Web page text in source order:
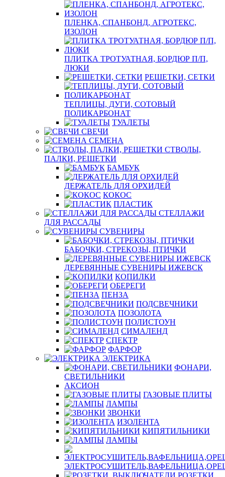
ПЛЕНКА, СПАНБОНД, АГРОТЕКС,
ИЗОЛОН
ПЛИТКА ТРОТУАТНАЯ, БОРДЮР П/П,
ЛЮКИ
РЕШЕТКИ, СЕТКИ
ТЕПЛИЦЫ, ДУГИ, СОТОВЫЙ
ПОЛИКАРБОНАТ
ТУАЛЕТЫ
СВЕЧИ
СЕМЕНА
СТВОЛЫ,
ПАЛКИ, РЕШЕТКИ
БАМБУК
ДЕРЖАТЕЛЬ ДЛЯ ОРХИДЕЙ
КОКОС
ПЛАСТИК
СТЕЛЛАЖИ
ДЛЯ РАССАДЫ
СУВЕНИРЫ
БАБОЧКИ, СТРЕКОЗЫ, ПТИЧКИ
ДЕРЕВЯННЫЕ СУВЕНИРЫ ИЖЕВСК
КОПИЛКИ
ОБЕРЕГИ
ПЕНЗА
ПОДСВЕЧНИКИ
ПОЗОЛОТА
ПОЛИСТОУН
СИМАЛЕНД
СПЕКТР
ФАРФОР
ЭЛЕКТРИКА
ФОНАРИ,
СВЕТИЛЬНИКИ
АКСИОН
ГАЗОВЫЕ ПЛИТЫ
ЛАМПЫ
ЗВОНКИ
ИЗОЛЕНТА
КИПЯТИЛЬНИКИ
ЛАМПЫ
РОЗЕТКИ,